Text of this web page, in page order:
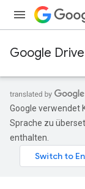
Google Drive
Google verwendet
Sprache zu
enthalten.